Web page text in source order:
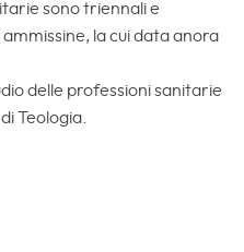
sono triennali e
ammissine, la cui data anora
delle professioni sanitarie
Teologia.